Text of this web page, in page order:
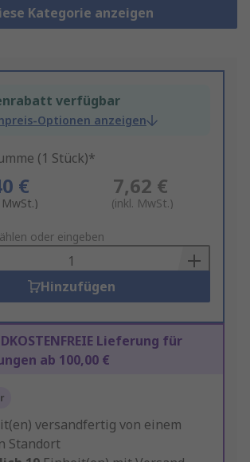
Kategorie anzeigen
verfügbar
Optionen anzeigen
(1 Stück)*
€ 7,62 €
(inkl. MwSt.)
oder eingeben
Hinzufügen
Lieferung für
ab 100,00 €
versandfertig von einem
Standort